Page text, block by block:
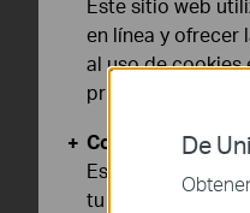
De
Este sitio web
en línea y ofrecer
al uso de
privacidad
Cookies Básicas
Estas cookies
tu sistema.